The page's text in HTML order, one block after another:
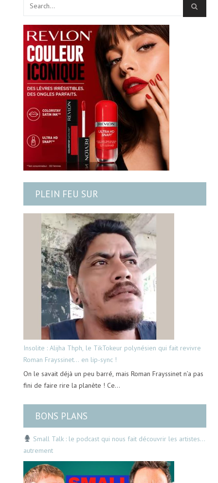
PLEIN FEU SUR
Insolite : Alijha Thph, le TikTokeur polynésien qui fait revivre
Roman Frayssinet… en lip-sync !
On le savait déjà un peu barré, mais Roman Frayssinet n’a pas
fini de faire rire la planète ! Ce…
BONS PLANS
Small Talk : le podcast qui nous fait découvrir les artistes…
autrement